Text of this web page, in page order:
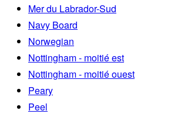
Mer du Labrador-Sud
Navy Board
Norwegian
Nottingham - moitié est
Nottingham - moitié ouest
Peary
Peel